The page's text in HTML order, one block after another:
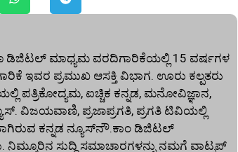
ಡಿಜಿಟಲ್ ಮಾಧ್ಯಮ ವರದಿಗಾರಿಕೆಯಲ್ಲಿ 15 ವರ್ಷಗಳ
ಇವರ ಪ್ರಮುಖ ಆಸಕ್ತಿ ವಿಭಾಗ. ಊರು ಕಲ್ಪತರು
ಪತ್ರಿಕೋದ್ಯಮ, ಐಚ್ಚಿಕ ಕನ್ನಡ, ಮನೋವಿಜ್ಞಾನ,
ವಿಜಯವಾಣಿ, ಪ್ರಜಾಪ್ರಗತಿ, ಪ್ರಗತಿ ಟಿವಿಯಲ್ಲಿ
ಕನ್ನಡ ನ್ಯೂಸ್‌ನೌ.ಕಾಂ ಡಿಜಿಟಲ್‌
ಸುದ್ದಿ ಸಮಾಚಾರಗಳನ್ನು ನಮಗೆ ವಾಟ್ಸಪ್‌